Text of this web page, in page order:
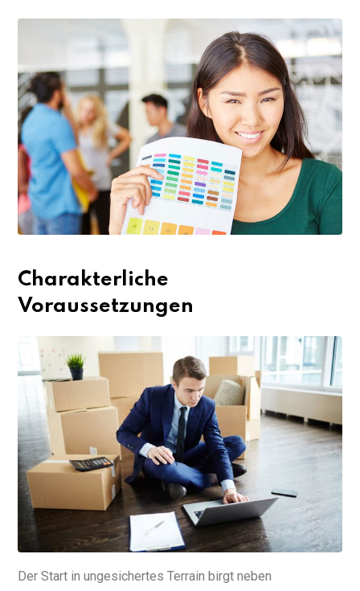
Charakterliche
Voraussetzungen
Der Start in ungesichertes Terrain birgt neben